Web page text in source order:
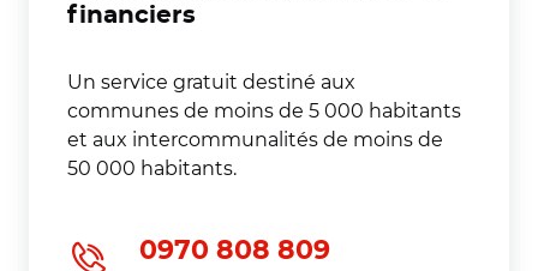
financiers
Un service gratuit destiné aux
communes de moins de 5 000 habitants
et aux intercommunalités de moins de
50 000 habitants.
0970 808 809